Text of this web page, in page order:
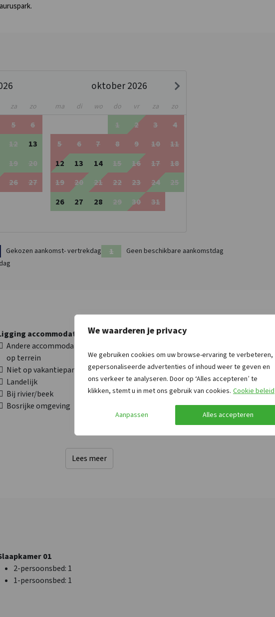
We waarderen je privacy
We gebruiken cookies om uw browse-ervaring te verbeteren,
gepersonaliseerde advertenties of inhoud weer te geven en
ons verkeer te analyseren. Door op ‘Alles accepteren’ te
klikken, stemt u in met ons gebruik van cookies. Cookie beleid
Aanpassen Alles accepteren
oktober 2026
za zo
5
6
12
13
19
20
26
27
ma di wo do vr za zo
1 2 3
4
5
6 7 8 9 10
11
12
13 14 15 16 17
18
19
20 21 22 23 24
25
26
27 28 29 30 31
Gekozen aankomst- vertrekdag
Geen beschikbare aankomstdag
accommodatie
Andere accommodatie
op terrein
Niet op vakantiepark
Landelijk
Bij rivier/beek
Bosrijke omgeving
Faciliteiten (Buiten)
Elektrische laadpaal
Barbecueën
toegestaan
Sanitair
Toiletten: 3
Douches: 3
toegestaan
Lees meer
01
2-persoonsbed: 1
1-persoonsbed: 1